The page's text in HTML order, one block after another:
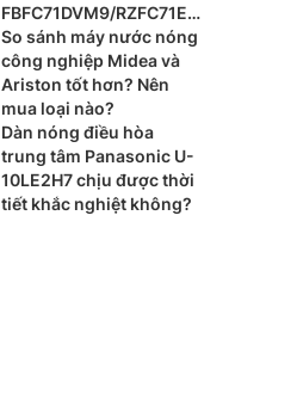
FBFC71DVM9/RZFC71EV
M cho xu hướng nội thất
cao cấp?
So sánh máy nước nóng
công nghiệp Midea và
Ariston tốt hơn? Nên
mua loại nào?
Dàn nóng điều hòa
trung tâm Panasonic U-
10LE2H7 chịu được thời
tiết khắc nghiệt không?